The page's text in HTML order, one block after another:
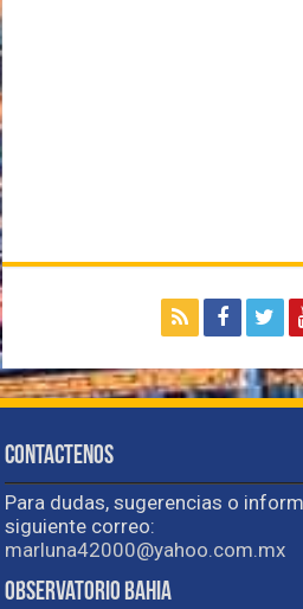
Contactenos
Para dudas, sugerencias o
siguiente correo:
marluna42000@yahoo.com.mx
Observatorio Bahia